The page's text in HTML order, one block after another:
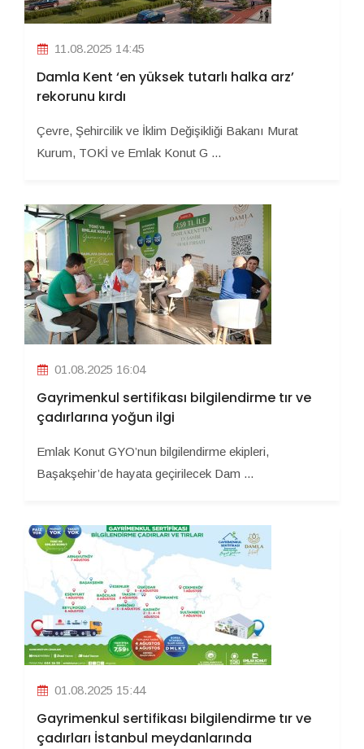
11.08.2025 14:45
Damla Kent ‘en yüksek tutarlı halka arz’
rekorunu kırdı
Çevre, Şehircilik ve İklim Değişikliği Bakanı Murat
Kurum, TOKİ ve Emlak Konut G ...
01.08.2025 16:04
Gayrimenkul sertifikası bilgilendirme tır ve
çadırlarına yoğun ilgi
Emlak Konut GYO’nun bilgilendirme ekipleri,
Başakşehir’de hayata geçirilecek Dam ...
01.08.2025 15:44
Gayrimenkul sertifikası bilgilendirme tır ve
çadırları İstanbul meydanlarında